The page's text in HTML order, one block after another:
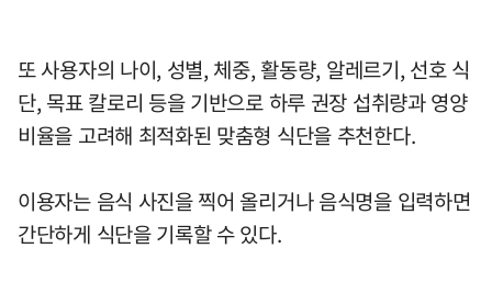
또 사용자의 나이, 성별, 체중, 활동량, 알레르기, 선호 식
단, 목표 칼로리 등을 기반으로 하루 권장 섭취량과 영양
비율을 고려해 최적화된 맞춤형 식단을 추천한다.
이용자는 음식 사진을 찍어 올리거나 음식명을 입력하면
간단하게 식단을 기록할 수 있다.